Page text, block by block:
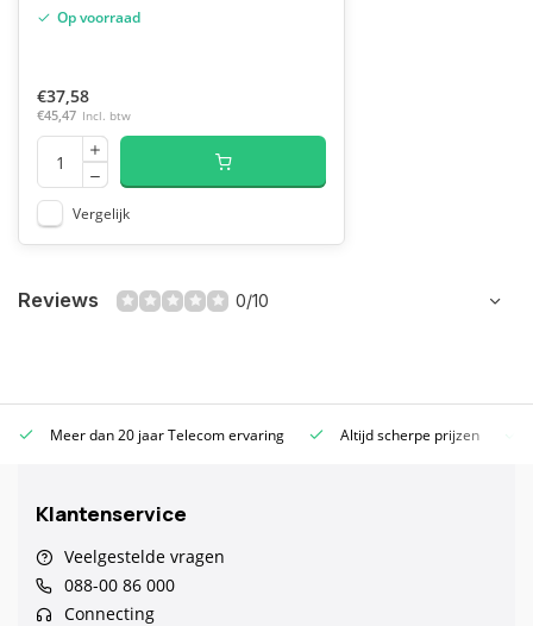
Op voorraad
€37,58
€45,47 Incl. btw
Vergelijk
Reviews 0/10
Meer dan 20 jaar Telecom ervaring Altijd scherpe prijzen
Klantenservice
Veelgestelde vragen
088-00 86 000
Connecting